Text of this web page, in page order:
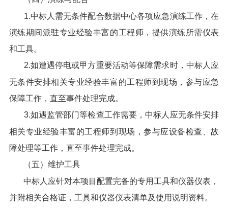
1.中标人需无条件配合数据中心各项应急演练工作，在
演练期间派驻专业经验丰富的工程师，提供演练所需仪表
和工具。
2.如遭遇停电或甲方重要活动等保障需求时，中标人应
无条件安排相关专业经验丰富的工程师到现场，参与应急
保障工作，直至事件处理完成。
3.如遇监管部门等检查工作需要，中标人应无条件安排
相关专业经验丰富的工程师到现场，参与应设备检查、故
障处理等工作，直至事件处理完成。
（五）维护工具
中标人应针对本项目配置完备的专用工具和仪器仪表，
并附相关合格证，工具和仪器仪表清单及使用说明资料。